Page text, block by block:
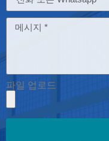
파일 업로드